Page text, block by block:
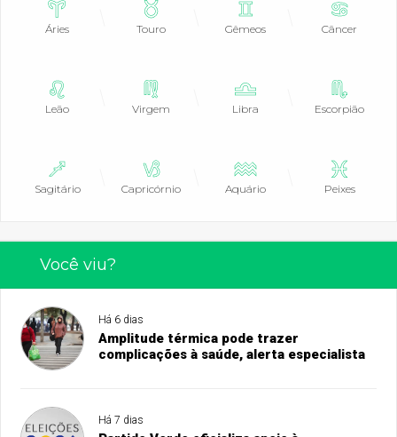
Áries Touro Gêmeos Câncer
Leão Virgem Libra Escorpião
Sagitário Capricórnio Aquário Peixes
Você viu?
Há 6 dias
Amplitude térmica pode trazer
complicações à saúde, alerta especialista
Há 7 dias